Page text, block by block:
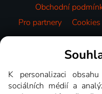
Obchodní
Pro partnery
Cookies
K personalizaci
sociálních médií a